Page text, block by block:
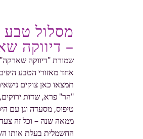
מסלול טבע
– דיווקה
אחד מאזורי הטבע
תמצאו כאן צוקים
"הר" פרא, שדות
טיפוס, מסעדה וגן עם
ממאה שנה – וכל זה
החשמלית בעלת אותו